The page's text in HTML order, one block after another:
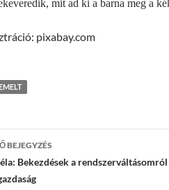
mit ad ki a barna meg a
pixabay.com
BEJEGYZÉS
Bekezdések a